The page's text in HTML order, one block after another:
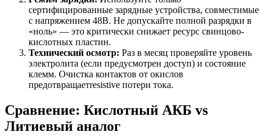
сертифицированные зарядные устройства, совместимые
с напряжением 48В. Не допускайте полной разрядки в
«ноль» — это критически снижает ресурс свинцово-
кислотных пластин.
Технический осмотр: Раз в месяц проверяйте уровень
электролита (если предусмотрен доступ) и состояние
клемм. Очистка контактов от окислов
предотвращаетresistive потери тока.
Сравнение: Кислотный АКБ vs
Литиевый аналог